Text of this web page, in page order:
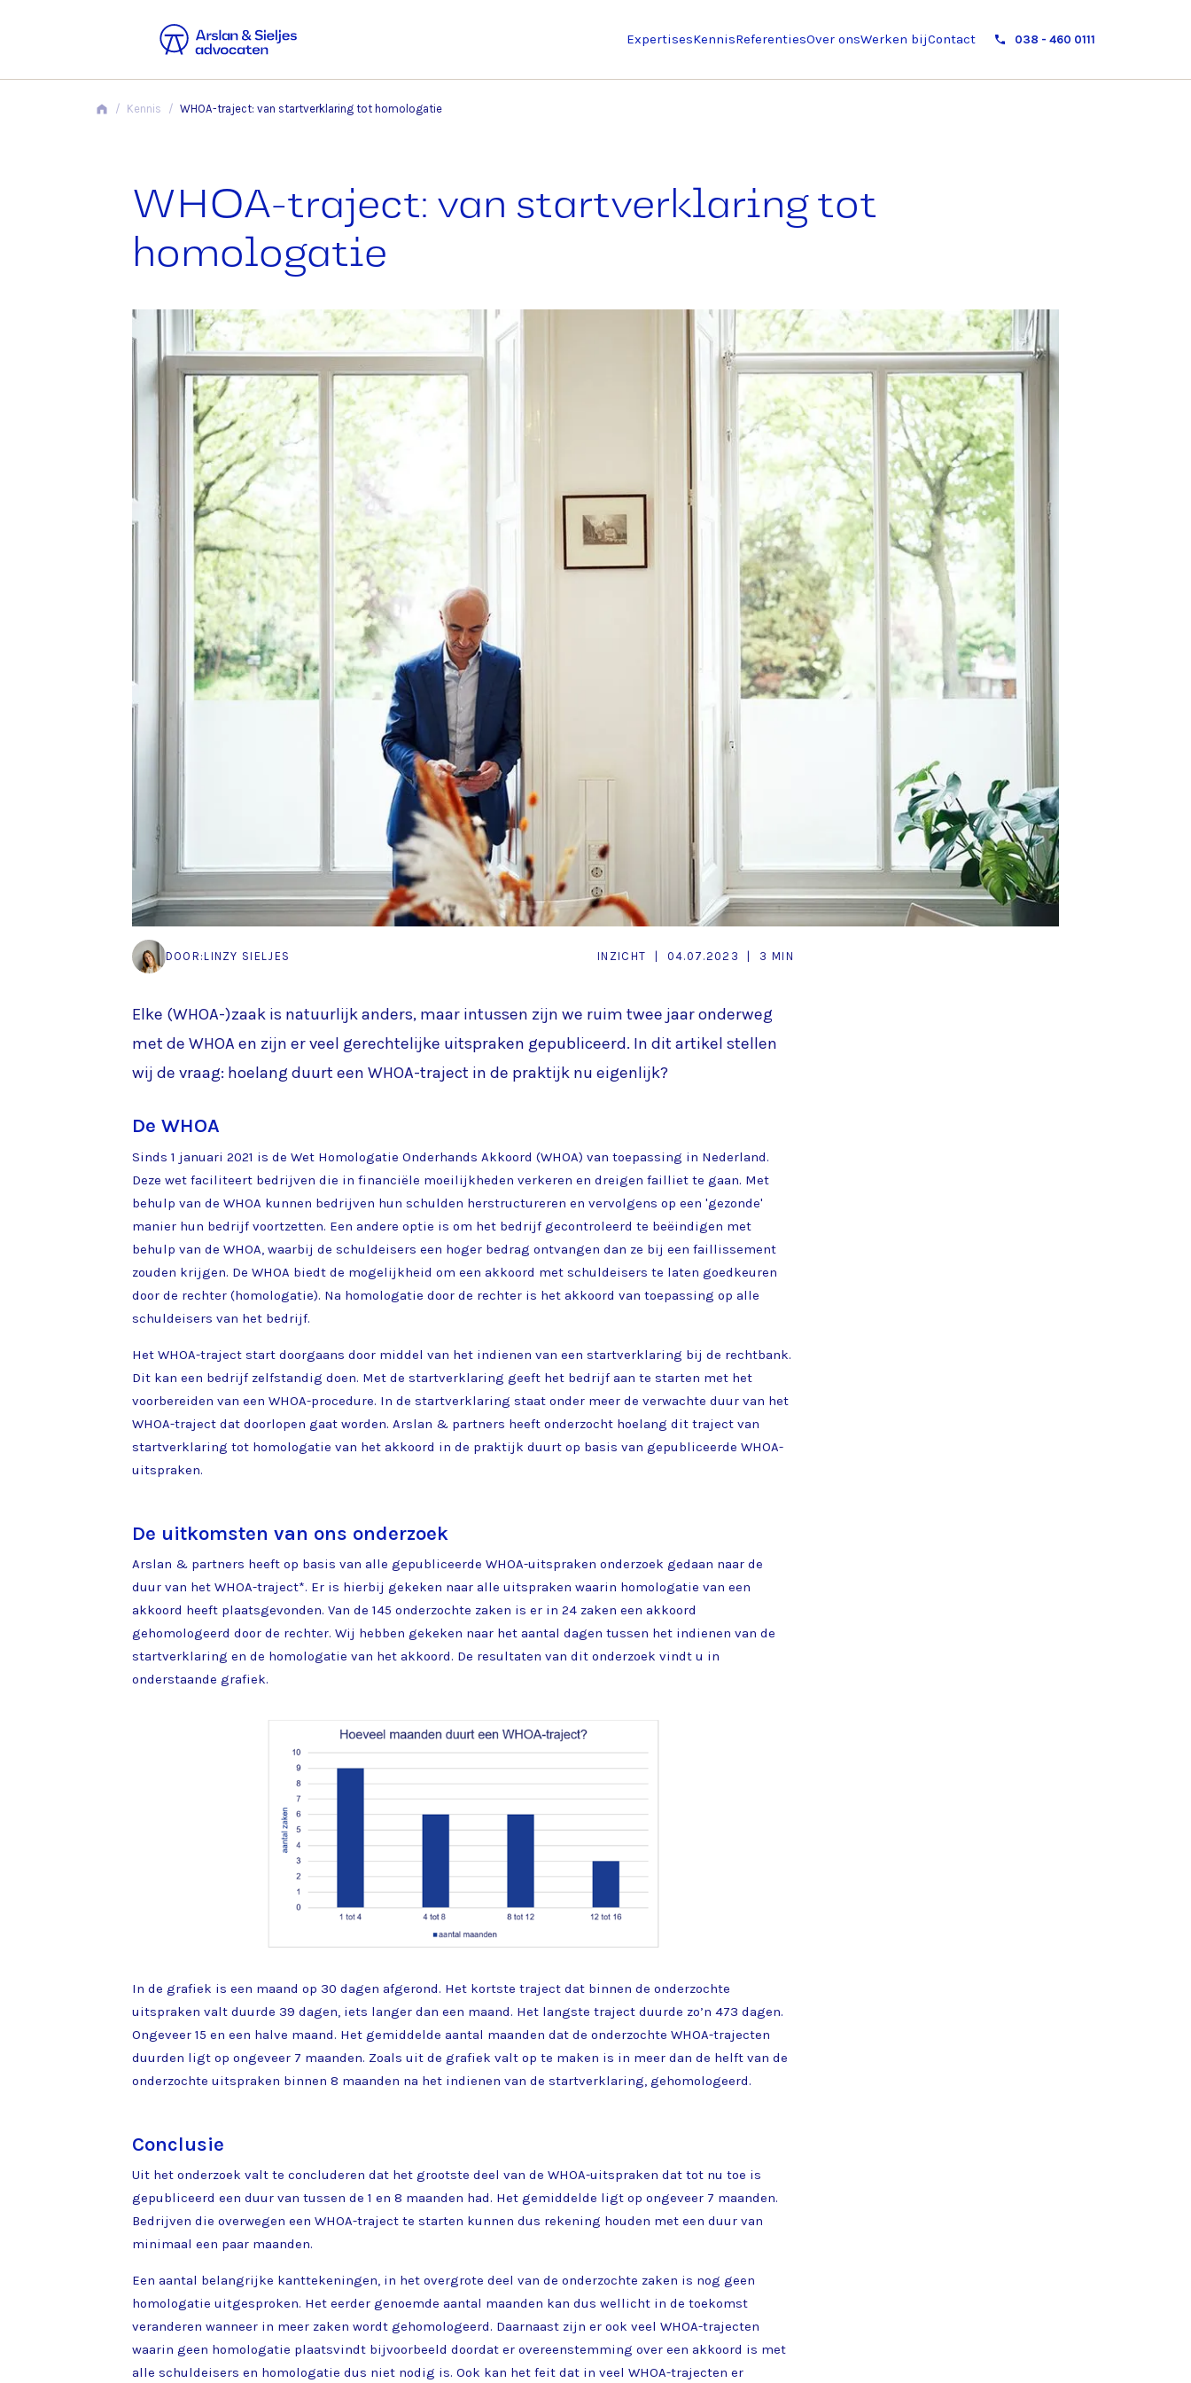
ExpertisesKennisReferentiesOver onsWerken bijContact 038 - 460 0111
/ Kennis / WHOA-traject: van startverklaring tot homologatie
WHOA-traject: van startverklaring tot
homologatie
DOOR:LINZY SIELJES INZICHT 04.07.2023 3 MIN
Elke (WHOA-)zaak is natuurlijk anders, maar intussen zijn we ruim twee jaar onderweg
met de WHOA en zijn er veel gerechtelijke uitspraken gepubliceerd. In dit artikel stellen
wij de vraag: hoelang duurt een WHOA-traject in de praktijk nu eigenlijk?
De WHOA
Sinds 1 januari 2021 is de Wet Homologatie Onderhands Akkoord (WHOA) van toepassing in Nederland.
Deze wet faciliteert bedrijven die in financiële moeilijkheden verkeren en dreigen failliet te gaan. Met
behulp van de WHOA kunnen bedrijven hun schulden herstructureren en vervolgens op een 'gezonde'
manier hun bedrijf voortzetten. Een andere optie is om het bedrijf gecontroleerd te beëindigen met
behulp van de WHOA, waarbij de schuldeisers een hoger bedrag ontvangen dan ze bij een faillissement
zouden krijgen. De WHOA biedt de mogelijkheid om een akkoord met schuldeisers te laten goedkeuren
door de rechter (homologatie). Na homologatie door de rechter is het akkoord van toepassing op alle
schuldeisers van het bedrijf.
Het WHOA-traject start doorgaans door middel van het indienen van een startverklaring bij de rechtbank.
Dit kan een bedrijf zelfstandig doen. Met de startverklaring geeft het bedrijf aan te starten met het
voorbereiden van een WHOA-procedure. In de startverklaring staat onder meer de verwachte duur van het
WHOA-traject dat doorlopen gaat worden. Arslan & partners heeft onderzocht hoelang dit traject van
startverklaring tot homologatie van het akkoord in de praktijk duurt op basis van gepubliceerde WHOA-
uitspraken.
De uitkomsten van ons onderzoek
Arslan & partners heeft op basis van alle gepubliceerde WHOA-uitspraken onderzoek gedaan naar de
duur van het WHOA-traject*. Er is hierbij gekeken naar alle uitspraken waarin homologatie van een
akkoord heeft plaatsgevonden. Van de 145 onderzochte zaken is er in 24 zaken een akkoord
gehomologeerd door de rechter. Wij hebben gekeken naar het aantal dagen tussen het indienen van de
startverklaring en de homologatie van het akkoord. De resultaten van dit onderzoek vindt u in
onderstaande grafiek.
In de grafiek is een maand op 30 dagen afgerond. Het kortste traject dat binnen de onderzochte
uitspraken valt duurde 39 dagen, iets langer dan een maand. Het langste traject duurde zo’n 473 dagen.
Ongeveer 15 en een halve maand. Het gemiddelde aantal maanden dat de onderzochte WHOA-trajecten
duurden ligt op ongeveer 7 maanden. Zoals uit de grafiek valt op te maken is in meer dan de helft van de
onderzochte uitspraken binnen 8 maanden na het indienen van de startverklaring, gehomologeerd.
Conclusie
Uit het onderzoek valt te concluderen dat het grootste deel van de WHOA-uitspraken dat tot nu toe is
gepubliceerd een duur van tussen de 1 en 8 maanden had. Het gemiddelde ligt op ongeveer 7 maanden.
Bedrijven die overwegen een WHOA-traject te starten kunnen dus rekening houden met een duur van
minimaal een paar maanden.
Een aantal belangrijke kanttekeningen, in het overgrote deel van de onderzochte zaken is nog geen
homologatie uitgesproken. Het eerder genoemde aantal maanden kan dus wellicht in de toekomst
veranderen wanneer in meer zaken wordt gehomologeerd. Daarnaast zijn er ook veel WHOA-trajecten
waarin geen homologatie plaatsvindt bijvoorbeeld doordat er overeenstemming over een akkoord is met
alle schuldeisers en homologatie dus niet nodig is. Ook kan het feit dat in veel WHOA-trajecten er